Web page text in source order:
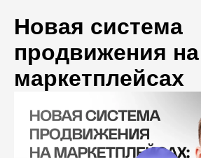
Новая система
продвижения на
маркетплейсах